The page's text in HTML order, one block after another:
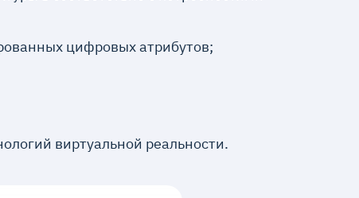
цифровых атрибутов;
виртуальной реальности.